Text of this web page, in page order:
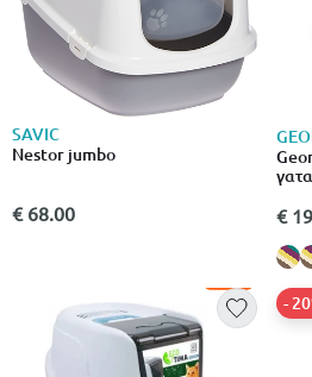
SAVIC
Nestor jumbo
€ 68.00 €
-